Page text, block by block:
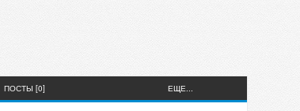
ПОСТЫ [0] ЕЩЕ...